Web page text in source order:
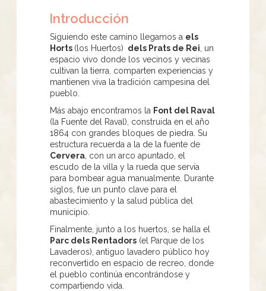
Introducción
Siguiendo este camino llegamos a els
Horts (los Huertos) dels Prats de Rei , un
espacio vivo donde los vecinos y vecinas
cultivan la tierra, comparten experiencias y
mantienen viva la tradición campesina del
pueblo.
Más abajo encontramos la Font del Raval
(la Fuente del Raval), construida en el año
1864 con grandes bloques de piedra. Su
estructura recuerda a la de la fuente de
Cervera , con un arco apuntado, el
escudo de la villa y la rueda que servía
para bombear agua manualmente. Durante
siglos, fue un punto clave para el
abastecimiento y la salud pública del
municipio.
Finalmente, junto a los huertos, se halla el
Parc dels Rentadors (el Parque de los
Lavaderos), antiguo lavadero público hoy
reconvertido en espacio de recreo, donde
el pueblo continúa encontrándose y
compartiendo vida.